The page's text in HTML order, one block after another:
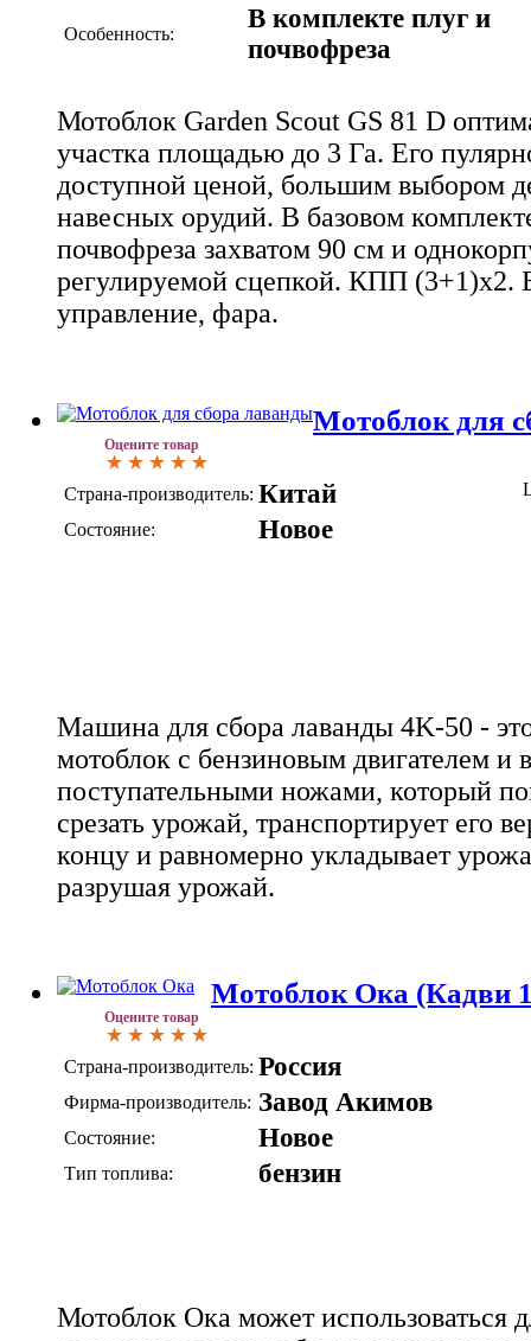
Особенность:
В комплекте плуг и
почвофреза
Мотоблок Garden Scout GS 81 D
участка площадью до 3 Га. Его
доступной ценой, большим выбором
навесных орудий. В базовом
почвофреза захватом 90 см и
регулируемой сцепкой. КПП (3+1)х2.
управление, фара.
Оцените товар
Мотоблок для
Страна-производитель: Китай
Состояние: Новое
Машина для сбора лаванды 4K-50 -
мотоблок с бензиновым двигателем и
поступательными ножами, который
срезать урожай, транспортирует его
концу и равномерно укладывает
разрушая урожай.
Оцените товар
Мотоблок Ока (Кадви
Страна-производитель: Россия
Фирма-производитель: Завод Акимов
Состояние: Новое
Тип топлива: бензин
Мотоблок Ока может использоваться